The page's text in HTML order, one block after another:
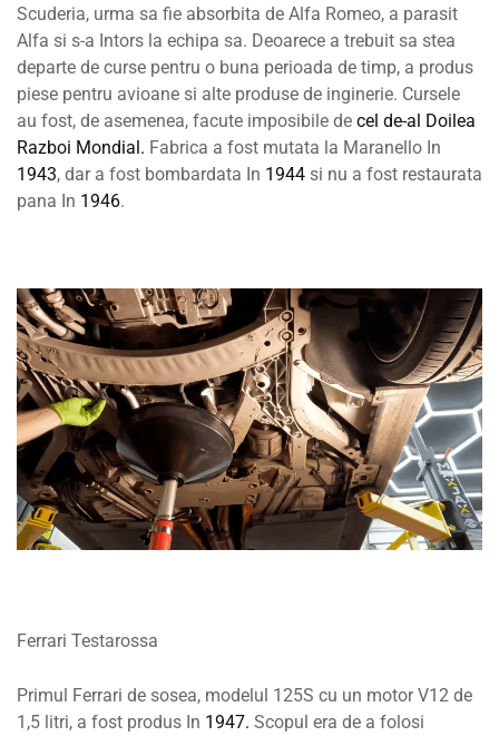
Scuderia, urma sa fie absorbita de Alfa Romeo, a parasit
Alfa si s-a Intors la echipa sa. Deoarece a trebuit sa stea
departe de curse pentru o buna perioada de timp, a produs
piese pentru avioane si alte produse de inginerie. Cursele
au fost, de asemenea, facute imposibile de cel de-al Doilea
Razboi Mondial. Fabrica a fost mutata la Maranello In
1943, dar a fost bombardata In 1944 si nu a fost restaurata
pana In 1946.
Ferrari Testarossa
Primul Ferrari de sosea, modelul 125S cu un motor V12 de
1,5 litri, a fost produs In 1947. Scopul era de a folosi